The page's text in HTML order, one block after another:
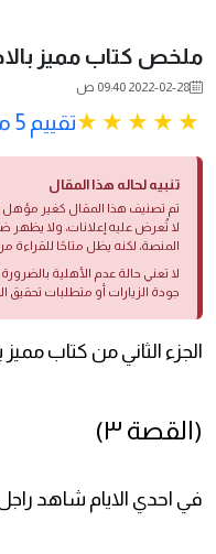
ملخص كتاب مميز
2022-02-28 09:40 ص
تقييم 5 من 5.
تنبيه لحاله هذا المقال
تم تصنيف هذا المقال كغير مؤهل
لا تُعرض عليه إعلانات، ولا يظهر
المنصة، لكنه يظل متاحًا للقراءة
لا تعني حالة عدم الأهلية
جودة الزيارات أو متطلبات تحقيق
الجزء الثاني من كتاب مميز
(القصة ٣)
في احدي الايام شاهد